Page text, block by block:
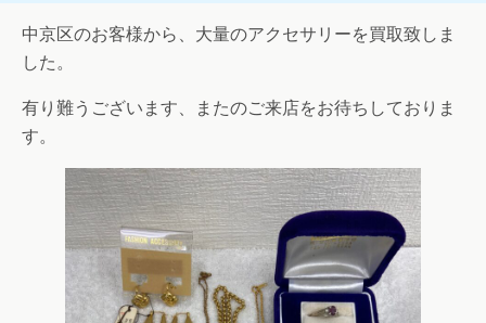
中京区のお客様から、大量のアクセサリーを買取致しま
した。
有り難うございます、またのご来店をお待ちしておりま
す。